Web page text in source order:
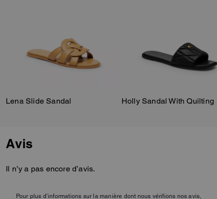
Lena Slide Sandal Holly Sandal With Quilting
Avis
Il n’y a pas encore d’avis.
Pour plus d’informations sur la manière dont nous vérifions nos avis,